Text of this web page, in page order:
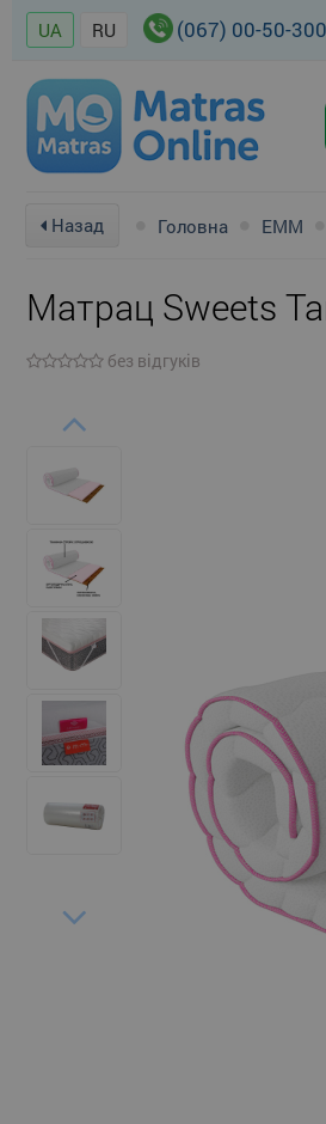
UA RU (067) 00-50-300
Назад Головна EMM
Матрац Sweets
без відгуків